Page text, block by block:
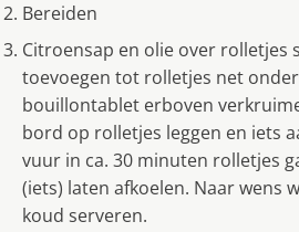
Bereiden
Citroensap en olie over rolletjes
toevoegen tot rolletjes net
bouillontablet erboven
bord op rolletjes leggen en iets
vuur in ca. 30 minuten rolletjes
(iets) laten afkoelen. Naar wens
koud serveren.